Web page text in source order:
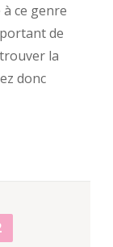
ce genre
de
la
donc